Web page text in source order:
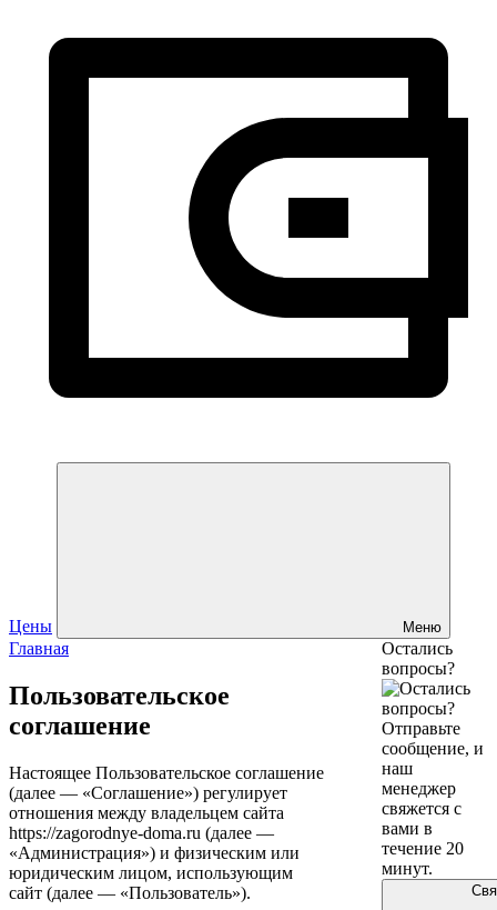
Цены Меню
Главная
Пользовательское
соглашение
Настоящее Пользовательское соглашение
(далее — «Соглашение») регулирует
отношения между владельцем сайта
https://zagorodnye-doma.ru (далее —
«Администрация») и физическим или
юридическим лицом, использующим
сайт (далее — «Пользователь»).
Остались
вопросы?
Отправьте
сообщение, и
наш
менеджер
свяжется с
вами в
течение 20
минут.